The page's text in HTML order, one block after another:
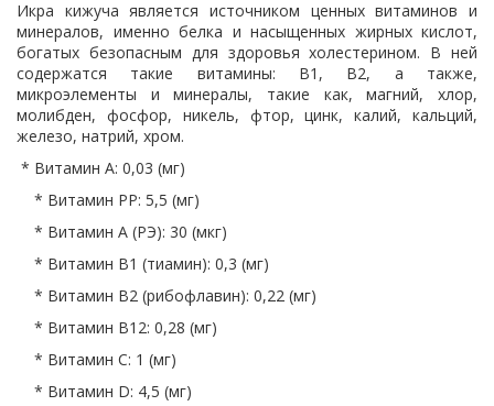
Икра кижуча является источником ценных витаминов и
минералов, именно белка и насыщенных жирных кислот,
богатых безопасным для здоровья холестерином. В ней
содержатся такие витамины: В1, В2, а также,
микроэлементы и минералы, такие как, магний, хлор,
молибден, фосфор, никель, фтор, цинк, калий, кальций,
железо, натрий, хром.
* Витамин A: 0,03 (мг)
* Витамин PP: 5,5 (мг)
* Витамин A (РЭ): 30 (мкг)
* Витамин B1 (тиамин): 0,3 (мг)
* Витамин B2 (рибофлавин): 0,22 (мг)
* Витамин В12: 0,28 (мг)
* Витамин C: 1 (мг)
* Витамин D: 4,5 (мг)